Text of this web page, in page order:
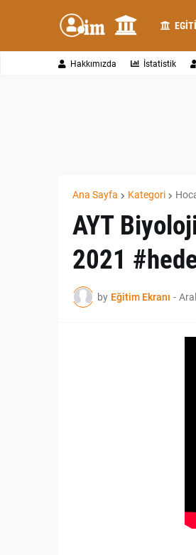
Hakkımızda İstatistik
Ana Sayfa Kategori
AYT
2021
by Eğitim Ekranı -